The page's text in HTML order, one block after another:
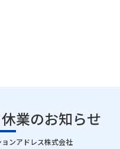
業のお知らせ
ンアドレス株式会社